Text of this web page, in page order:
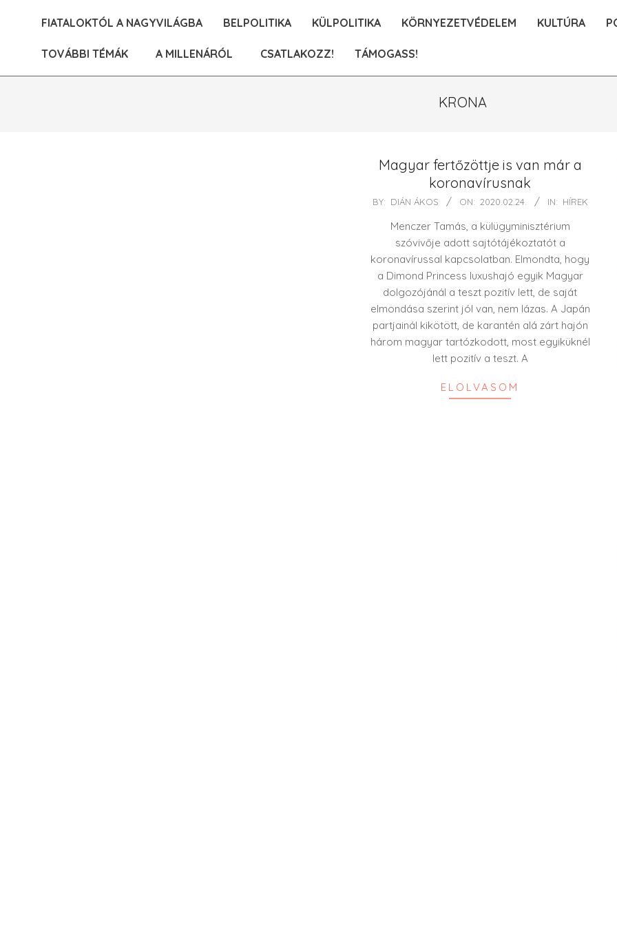
FIATALOKTÓL A NAGYVILÁGBA BELPOLITIKA KÜLPOLITIKA KÖRNYEZETVÉDELEM KULTÚRA
TOVÁBBI TÉMÁK A MILLENÁRÓL CSATLAKOZZ! TÁMOGASS!
KRONA
Magyar fertőzöttje is van már a
koronavírusnak
2020-
BY: DIÁN ÁKOS ON: 2020.02.24. IN: HÍREK
Menczer Tamás, a külügyminisztérium
szóvivője adott sajtótájékoztatót a
koronavírussal kapcsolatban. Elmondta, hogy
a Dimond Princess luxushajó egyik Magyar
dolgozójánál a teszt pozitív lett, de saját
elmondása szerint jól van, nem lázas. A Japán
partjainál kikötött, de karantén alá zárt hajón
három magyar tartózkodott, most egyiküknél
lett pozitív a teszt. A
ELOLVASOM